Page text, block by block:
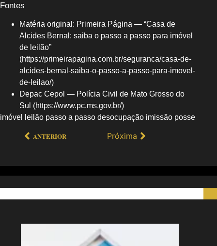
Fontes
Matéria original: Primeira Página — “Casa de
Alcides Bernal: saiba o passo a passo para imóvel
de leilão”
(https://primeirapagina.com.br/seguranca/casa-de-
alcides-bernal-saiba-o-passo-a-passo-para-imovel-
de-leilao/)
Depac Cepol — Polícia Civil de Mato Grosso do
Sul (https://www.pc.ms.gov.br/)
imóvel leilão passo a passo desocupação imissão posse
ANTERIOR Próxima